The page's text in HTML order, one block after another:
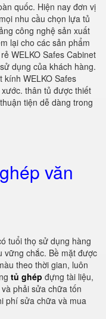
quốc. Hiện nay đơn vị
nhu cầu chọn lựa tủ
công nghệ sản xuất
lại cho các sản phẩm
WELKO Safes Cabinet
dụng của khách hàng.
WELKO Safes
thân tủ được thiết
tiện dễ dàng trong
văn
tuổi thọ sử dụng hàng
vững chắc. Bề mặt được
theo thời gian, luôn
tủ ghép đựng tài liệu,
phải sửa chữa tốn
phí sửa chữa và mua